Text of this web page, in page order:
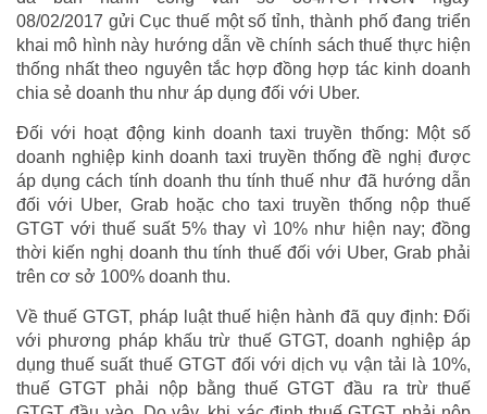
08/02/2017 gửi Cục thuế một số tỉnh, thành phố đang triển
khai mô hình này hướng dẫn về chính sách thuế thực hiện
thống nhất theo nguyên tắc hợp đồng hợp tác kinh doanh
chia sẻ doanh thu như áp dụng đối với Uber.
Đối với hoạt động kinh doanh taxi truyền thống: Một số
doanh nghiệp kinh doanh taxi truyền thống đề nghị được
áp dụng cách tính doanh thu tính thuế như đã hướng dẫn
đối với Uber, Grab hoặc cho taxi truyền thống nộp thuế
GTGT với thuế suất 5% thay vì 10% như hiện nay; đồng
thời kiến nghị doanh thu tính thuế đối với Uber, Grab phải
trên cơ sở 100% doanh thu.
Về thuế GTGT, pháp luật thuế hiện hành đã quy định: Đối
với phương pháp khấu trừ thuế GTGT, doanh nghiệp áp
dụng thuế suất thuế GTGT đối với dịch vụ vận tải là 10%,
thuế GTGT phải nộp bằng thuế GTGT đầu ra trừ thuế